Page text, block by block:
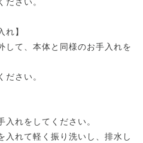
】
して、本体と同様のお手入れを
さい。
入れをしてください。
入れて軽く振り洗いし、排水し